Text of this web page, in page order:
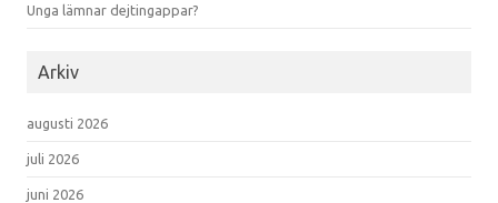
Unga lämnar dejtingappar?
Arkiv
augusti 2026
juli 2026
juni 2026